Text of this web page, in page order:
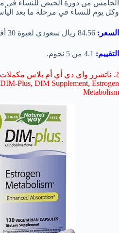
الخامس من دورة الحيض للنساء في
وكل يوم للنساء في مرحلة ما بعد
السعر: 84.56 ريال سعودي لعبوة 30 أقراص.
التقييم: 4.1 من 5 نجوم.
2. ناتشرز واي دي أي أم بلاس
DIM-Plus, DIM Supplement, Estrogen
Metabolism